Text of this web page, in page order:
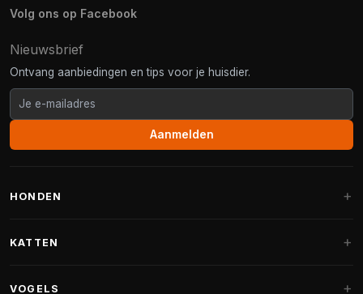
Volg ons op Facebook
Nieuwsbrief
Ontvang aanbiedingen en tips voor je huisdier.
Aanmelden
HONDEN
KATTEN
VOGELS